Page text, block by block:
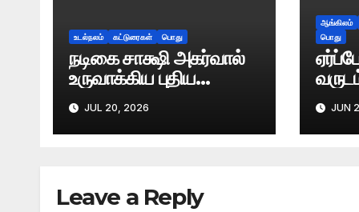
உடல்நலம் கட்டுரைகள் பொது
நடிகை சாக்ஷி அகர்வால்
உருவாக்கிய புதிய
ஊட்டச்சத்துணவு
பிராண்ட் ‘OKUU’
JUL 20, 2026
ஆங்கிலம்
பொது
JUN
Leave a Reply